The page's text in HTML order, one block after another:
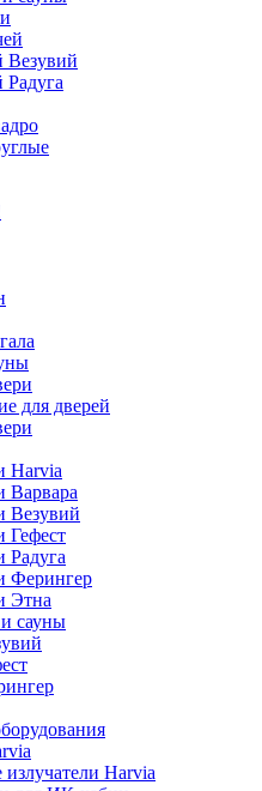
Везувий
Радуга
для дверей
Harvia
Варвара
Везувий
Гефест
Радуга
Ферингер
Этна
сауны
Harvia